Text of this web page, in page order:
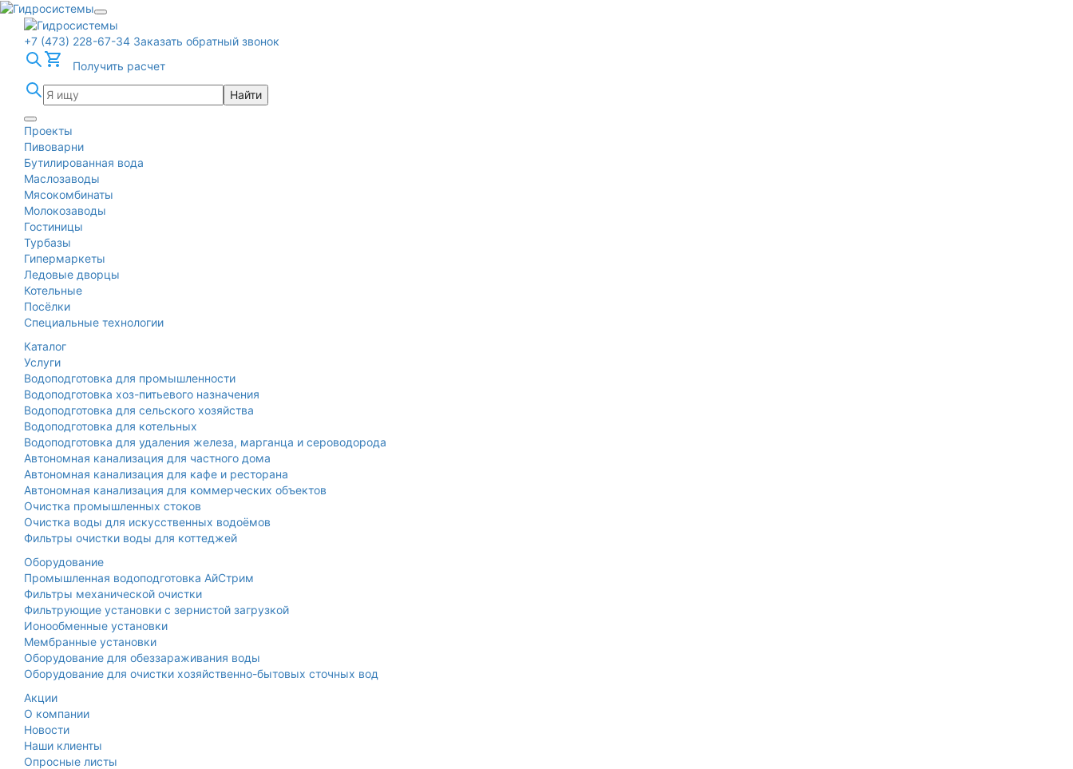
+7 (473) 228-67-34 Заказать обратный звонок
Получить расчет
Найти
Проекты
Пивоварни
Бутилированная вода
Маслозаводы
Мясокомбинаты
Молокозаводы
Гостиницы
Турбазы
Гипермаркеты
Ледовые дворцы
Котельные
Посёлки
Специальные технологии
Каталог
Услуги
Водоподготовка для промышленности
Водоподготовка хоз-питьевого назначения
Водоподготовка для сельского хозяйства
Водоподготовка для котельных
Водоподготовка для удаления железа, марганца и сероводорода
Автономная канализация для частного дома
Автономная канализация для кафе и ресторана
Автономная канализация для коммерческих объектов
Очистка промышленных стоков
Очистка воды для искусственных водоёмов
Фильтры очистки воды для коттеджей
Оборудование
Промышленная водоподготовка АйСтрим
Фильтры механической очистки
Фильтрующие установки с зернистой загрузкой
Ионообменные установки
Мембранные установки
Оборудование для обеззараживания воды
Оборудование для очистки хозяйственно-бытовых сточных вод
Акции
О компании
Новости
Наши клиенты
Опросные листы